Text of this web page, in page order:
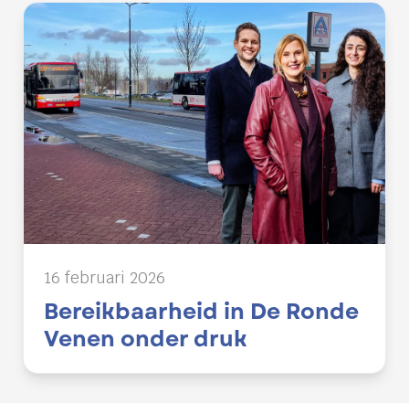
16 februari 2026
Bereikbaarheid in De Ronde
Venen onder druk